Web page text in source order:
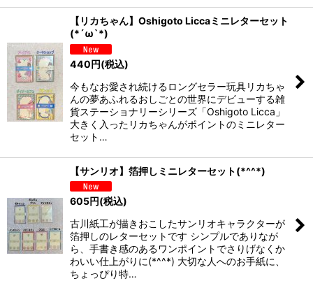
【リカちゃん】Oshigoto Liccaミニレターセット
(*´ω`*)
440円(税込)
今もなお愛され続けるロングセラー玩具リカちゃ
んの夢あふれるおしごとの世界にデビューする雑
貨ステーショナリーシリーズ「Oshigoto Licca」
大きく入ったリカちゃんがポイントのミニレター
セット…
【サンリオ】箔押しミニレターセット(*^^*)
605円(税込)
古川紙工が描きおこしたサンリオキャラクターが
箔押しのレターセットです シンプルでありなが
ら、手書き感のあるワンポイントでさりげなくか
わいい仕上がりに(*^^*) 大切な人へのお手紙に、
ちょっぴり特…